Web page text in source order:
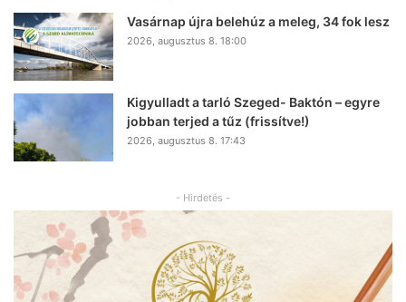
Vasárnap újra belehúz a meleg, 34 fok lesz
2026, augusztus 8. 18:00
Kigyulladt a tarló Szeged- Baktón – egyre
jobban terjed a tűz (frissítve!)
2026, augusztus 8. 17:43
- Hirdetés -